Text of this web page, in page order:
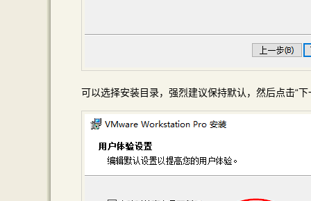
可以选择安装目录，强烈建议保持默认，然后点击“下